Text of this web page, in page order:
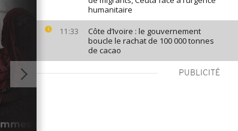
humanitaire
11:33
Côte d’Ivoire : le gouvernement
boucle le rachat de 100 000 tonnes
de cacao
PUBLICITÉ
affirment avoir été violées